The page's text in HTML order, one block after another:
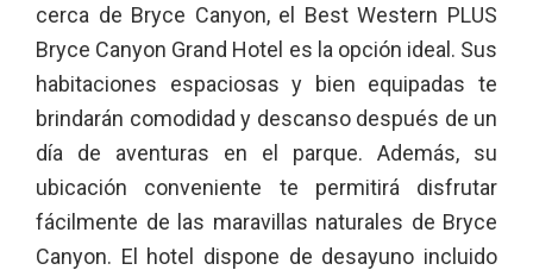
cerca de Bryce Canyon, el Best Western PLUS
Bryce Canyon Grand Hotel es la opción ideal. Sus
habitaciones espaciosas y bien equipadas te
brindarán comodidad y descanso después de un
día de aventuras en el parque. Además, su
ubicación conveniente te permitirá disfrutar
fácilmente de las maravillas naturales de Bryce
Canyon. El hotel dispone de desayuno incluido